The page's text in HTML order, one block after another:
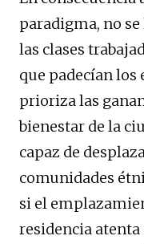
paradigma, no
las clases
que padecían los
prioriza las
bienestar de la
capaz de
comunidades
si el
residencia